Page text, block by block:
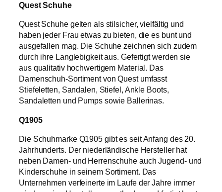
Quest Schuhe
Quest Schuhe gelten als stilsicher, vielfältig und
haben jeder Frau etwas zu bieten, die es bunt und
ausgefallen mag. Die Schuhe zeichnen sich zudem
durch ihre Langlebigkeit aus. Gefertigt werden sie
aus qualitativ hochwertigem Material. Das
Damenschuh-Sortiment von Quest umfasst
Stiefeletten, Sandalen, Stiefel, Ankle Boots,
Sandaletten und Pumps sowie Ballerinas.
Q1905
Die Schuhmarke Q1905 gibt es seit Anfang des 20.
Jahrhunderts. Der niederländische Hersteller hat
neben Damen- und Herrenschuhe auch Jugend- und
Kinderschuhe in seinem Sortiment. Das
Unternehmen verfeinerte im Laufe der Jahre immer